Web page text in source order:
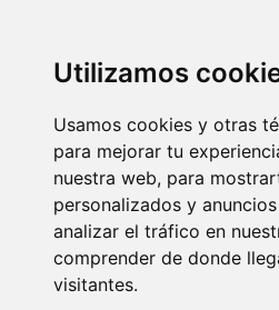
Utilizamos
Usamos cookies y otras
para mejorar tu
nuestra web, para
personalizados y
analizar el tráfico en
comprender de donde
visitantes.